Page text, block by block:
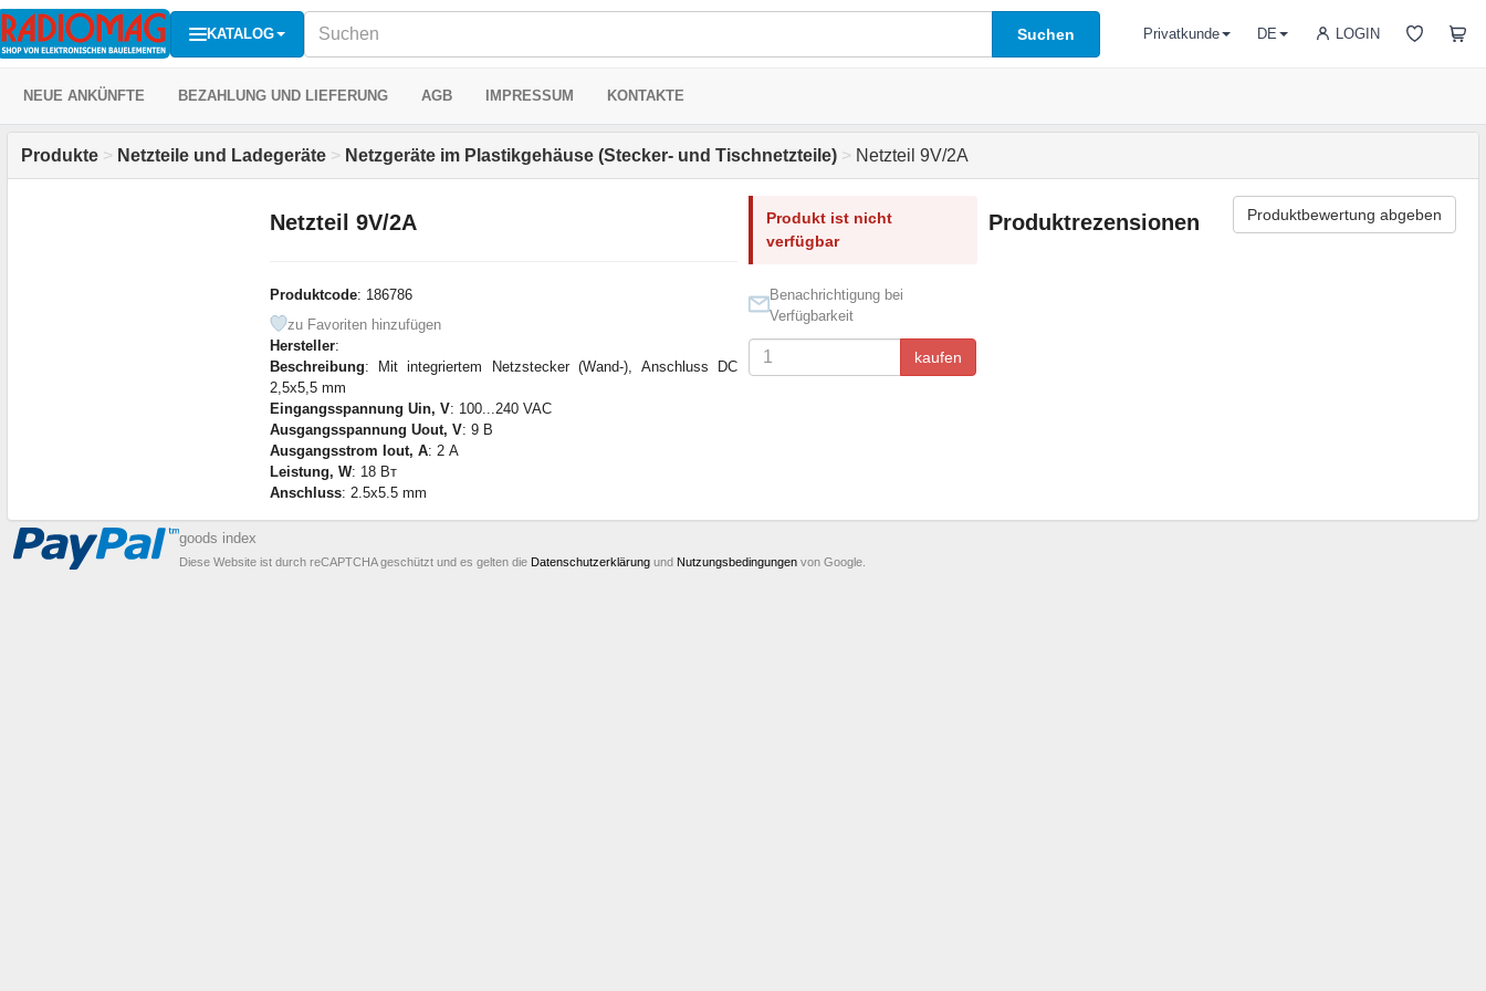
KATALOG Suchen LOGIN
Privatkunde DE
NEUE ANKÜNFTE BEZAHLUNG UND LIEFERUNG AGB IMPRESSUM KONTAKTE
Produkte > Netzteile und Ladegeräte > Netzgeräte im Plastikgehäuse (Stecker- und Tischnetzteile) > Netzteil 9V/2A
Netzteil 9V/2A
Produktcode: 186786
zu Favoriten hinzufügen
Hersteller:
Beschreibung: Mit integriertem Netzstecker (Wand-), Anschluss DC
2,5x5,5 mm
Eingangsspannung Uin, V: 100...240 VAC
Ausgangsspannung Uout, V: 9 В
Ausgangsstrom Iout, A: 2 А
Leistung, W: 18 Вт
Anschluss: 2.5x5.5 mm
Produkt ist nicht
verfügbar
Benachrichtigung bei
Verfügbarkeit
kaufen
Produktrezensionen Produktbewertung abgeben
goods index
Diese Website ist durch reCAPTCHA geschützt und es gelten die Datenschutzerklärung und Nutzungsbedingungen von Google.